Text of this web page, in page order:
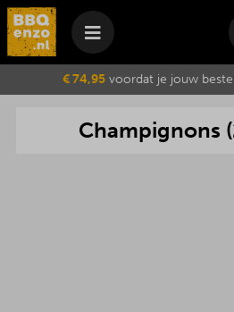
Winkelmand
Je winkelwagen is
Wijzig winkelmand
€ 74,95voordat je jouw
Champignons (